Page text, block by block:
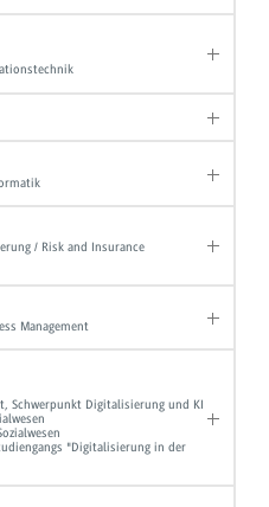
/ Risk and Insurance
Management
Schwerpunkt Digitalisierung und KI
"Digitalisierung in der